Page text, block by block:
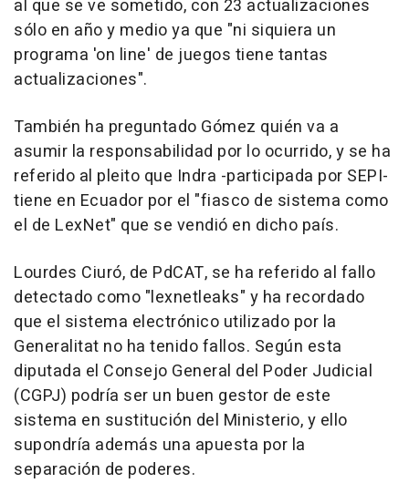
al que se ve sometido, con 23 actualizaciones
sólo en año y medio ya que "ni siquiera un
programa 'on line' de juegos tiene tantas
actualizaciones".
También ha preguntado Gómez quién va a
asumir la responsabilidad por lo ocurrido, y se ha
referido al pleito que Indra -participada por SEPI-
tiene en Ecuador por el "fiasco de sistema como
el de LexNet" que se vendió en dicho país.
Lourdes Ciuró, de PdCAT, se ha referido al fallo
detectado como "lexnetleaks" y ha recordado
que el sistema electrónico utilizado por la
Generalitat no ha tenido fallos. Según esta
diputada el Consejo General del Poder Judicial
(CGPJ) podría ser un buen gestor de este
sistema en sustitución del Ministerio, y ello
supondría además una apuesta por la
separación de poderes.